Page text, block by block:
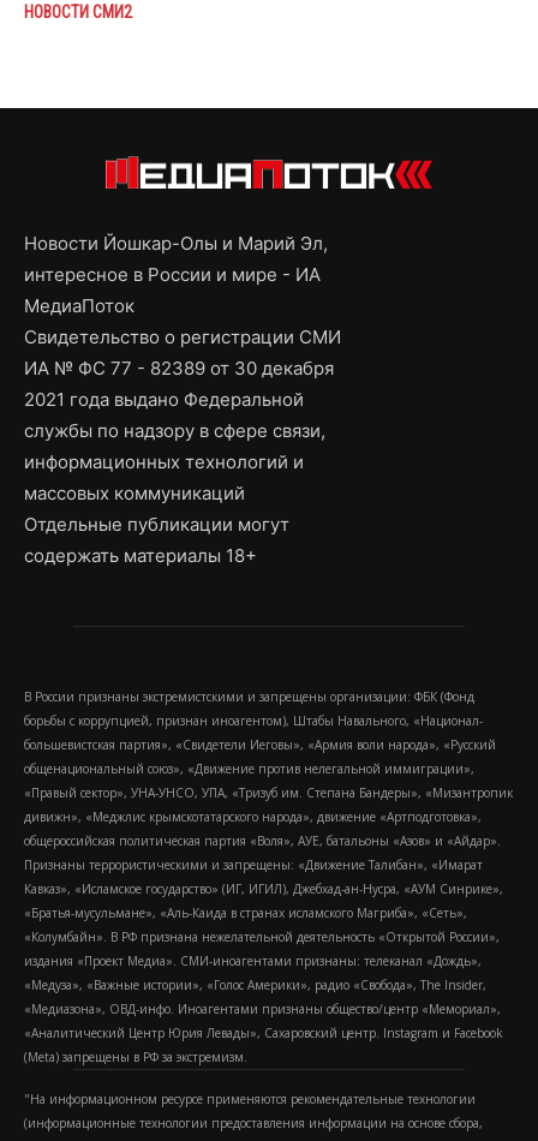
НОВОСТИ СМИ2
Новости Йошкар-Олы и Марий Эл,
интересное в России и мире - ИА
МедиаПоток
Свидетельство о регистрации СМИ
ИА № ФС 77 - 82389 от 30 декабря
2021 года выдано Федеральной
службы по надзору в сфере связи,
информационных технологий и
массовых коммуникаций
Отдельные публикации могут
содержать материалы 18+
В России признаны экстремистскими и запрещены организации: ФБК (Фонд
борьбы с коррупцией, признан иноагентом), Штабы Навального, «Национал-
большевистская партия», «Свидетели Иеговы», «Армия воли народа», «Русский
общенациональный союз», «Движение против нелегальной иммиграции»,
«Правый сектор», УНА-УНСО, УПА, «Тризуб им. Степана Бандеры», «Мизантропик
дивижн», «Меджлис крымскотатарского народа», движение «Артподготовка»,
общероссийская политическая партия «Воля», АУЕ, батальоны «Азов» и «Айдар».
Признаны террористическими и запрещены: «Движение Талибан», «Имарат
Кавказ», «Исламское государство» (ИГ, ИГИЛ), Джебхад-ан-Нусра, «АУМ Синрике»,
«Братья-мусульмане», «Аль-Каида в странах исламского Магриба», «Сеть»,
«Колумбайн». В РФ признана нежелательной деятельность «Открытой России»,
издания «Проект Медиа». СМИ-иноагентами признаны: телеканал «Дождь»,
«Медуза», «Важные истории», «Голос Америки», радио «Свобода», The Insider,
«Медиазона», ОВД-инфо. Иноагентами признаны общество/центр «Мемориал»,
«Аналитический Центр Юрия Левады», Сахаровский центр. Instagram и Facebook
(Metа) запрещены в РФ за экстремизм.
"На информационном ресурсе применяются рекомендательные технологии
(информационные технологии предоставления информации на основе сбора,